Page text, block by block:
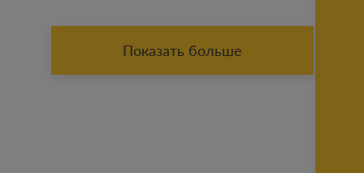
Показать больше